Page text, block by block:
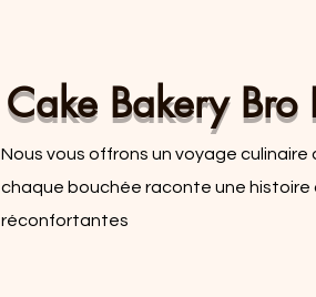
Cake Bakery Bro
Nous vous offrons un voyage
chaque bouchée raconte une
réconfortantes